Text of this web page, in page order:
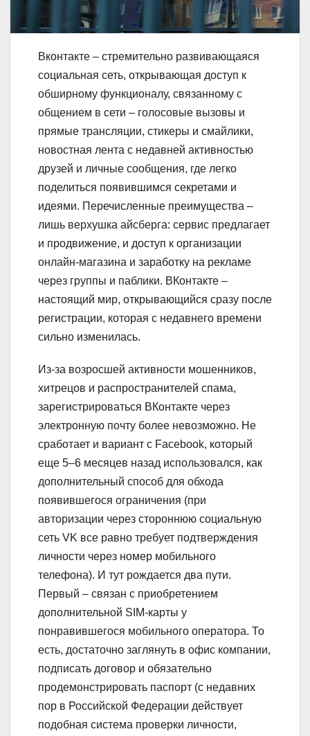
Вконтакте – стремительно развивающаяся
социальная сеть, открывающая доступ к
обширному функционалу, связанному с
общением в сети – голосовые вызовы и
прямые трансляции, стикеры и смайлики,
новостная лента с недавней активностью
друзей и личные сообщения, где легко
поделиться появившимся секретами и
идеями. Перечисленные преимущества –
лишь верхушка айсберга: сервис предлагает
и продвижение, и доступ к организации
онлайн-магазина и заработку на рекламе
через группы и паблики. ВКонтакте –
настоящий мир, открывающийся сразу после
регистрации, которая с недавнего времени
сильно изменилась.
Из-за возросшей активности мошенников,
хитрецов и распространителей спама,
зарегистрироваться ВКонтакте через
электронную почту более невозможно. Не
сработает и вариант с Facebook, который
еще 5–6 месяцев назад использовался, как
дополнительный способ для обхода
появившегося ограничения (при
авторизации через стороннюю социальную
сеть VK все равно требует подтверждения
личности через номер мобильного
телефона). И тут рождается два пути.
Первый – связан с приобретением
дополнительной SIM-карты у
понравившегося мобильного оператора. То
есть, достаточно заглянуть в офис компании,
подписать договор и обязательно
продемонстрировать паспорт (с недавних
пор в Российской Федерации действует
подобная система проверки личности,